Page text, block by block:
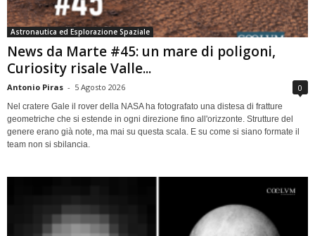
Astronautica ed Esplorazione Spaziale
News da Marte #45: un mare di poligoni,
Curiosity risale Valle...
Antonio Piras - 5 Agosto 2026 0
Nel cratere Gale il rover della NASA ha fotografato una distesa di fratture
geometriche che si estende in ogni direzione fino all'orizzonte. Strutture del
genere erano già note, ma mai su questa scala. E su come si siano formate il
team non si sbilancia.